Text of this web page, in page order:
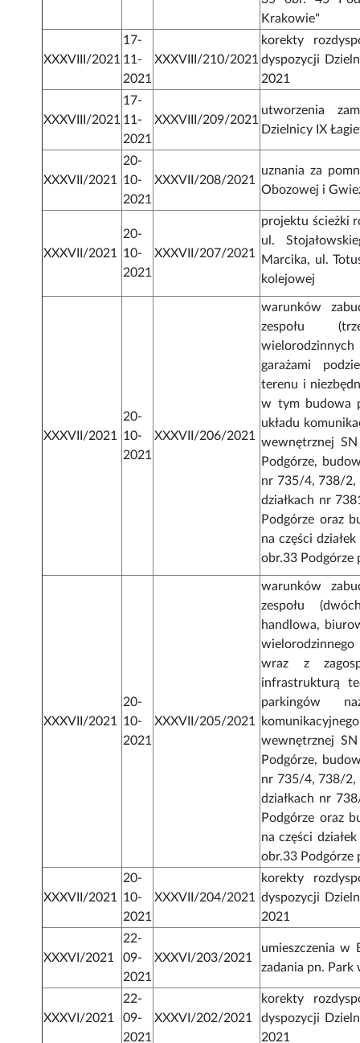
Krakowie"
XXXVIII/2021
17-
11-
2021
XXXVIII/210/2021
korekty
dyspozycji
2021
XXXVIII/2021
17-
11-
2021
XXXVIII/209/2021
utworzenia
Dzielnicy IX
XXXVII/2021
20-
10-
2021
XXXVII/208/2021
uznania za
Obozowej i
XXXVII/2021
20-
10-
2021
XXXVII/207/2021
projektu ścieżki
ul.
Marcika, ul.
kolejowej
XXXVII/2021
20-
10-
2021
XXXVII/206/2021
warunków
zespołu
garażami
terenu i
w tym budowa
układu
wewnętrznej
Podgórze,
nr 735/4, 738/2,
działkach nr
Podgórze oraz
na części
obr.33 Podgórze
XXXVII/2021
20-
10-
2021
XXXVII/205/2021
warunków
zespołu
handlowa,
wielorodzinnego
wraz z
infrastrukturą
parkingów
wewnętrznej
Podgórze,
nr 735/4, 738/2,
działkach nr
Podgórze oraz
na części
obr.33 Podgórze
XXXVII/2021
20-
10-
2021
XXXVII/204/2021
korekty
dyspozycji
2021
XXXVI/2021
22-
09-
2021
XXXVI/203/2021
umieszczenia w
zadania pn. Park
XXXVI/2021
22-
09-
2021
XXXVI/202/2021
korekty
dyspozycji
2021